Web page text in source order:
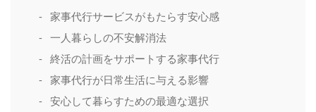
家事代行サービスがもたらす安心感
一人暮らしの不安解消法
終活の計画をサポートする家事代行
家事代行が日常生活に与える影響
安心して暮らすための最適な選択